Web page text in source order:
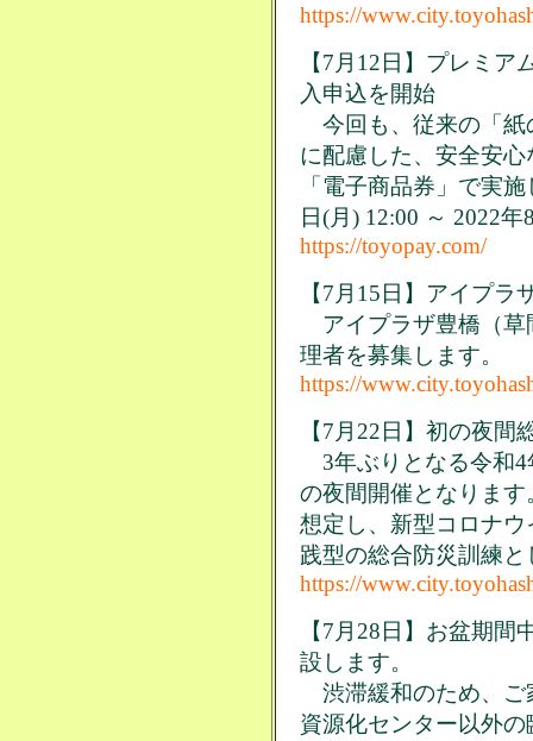
https://
【7月12日】プレミア
入申込を開始
今回も、従来の「紙
に配慮した、安全安
「電子商品券」で実
日(月) 12:00 ～ 2022
https://toyopay.com/
【7月15日】アイプラ
アイプラザ豊橋（草
理者を募集します。
https://
【7月22日】初の夜
3年ぶりとなる令和4
の夜間開催となりま
想定し、新型コロナ
践型の総合防災訓練と
https://
【7月28日】お盆期
設します。
渋滞緩和のため、ご
資源化センター以外